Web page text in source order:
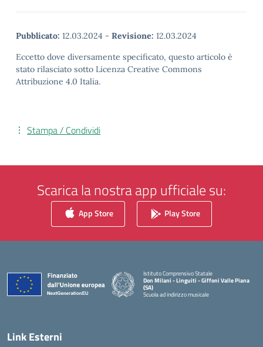
Pubblicato: 12.03.2024 - Revisione: 12.03.2024
Eccetto dove diversamente specificato, questo articolo è
stato rilasciato sotto Licenza Creative Commons
Attribuzione 4.0 Italia.
Stampa / Condividi
Scarica la nostra app ufficiale su:
App Store Play Store
Istituto Comprensivo Statale
Don Milani - Linguiti - Giffoni Valle Piana
(SA)
Scuola ad indirizzo musicale
Link Esterni